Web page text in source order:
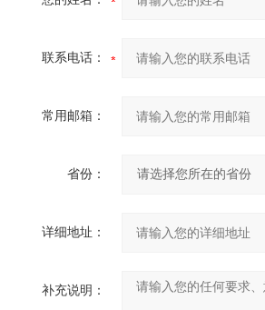
联系电话：
常用邮箱：
省份：
详细地址：
补充说明：